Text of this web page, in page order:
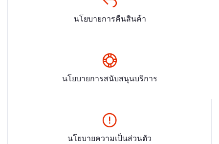
นโยบายการคืนสินค้า
นโยบายการสนับสนุนบริการ
นโยบายความเป็นส่วนตัว